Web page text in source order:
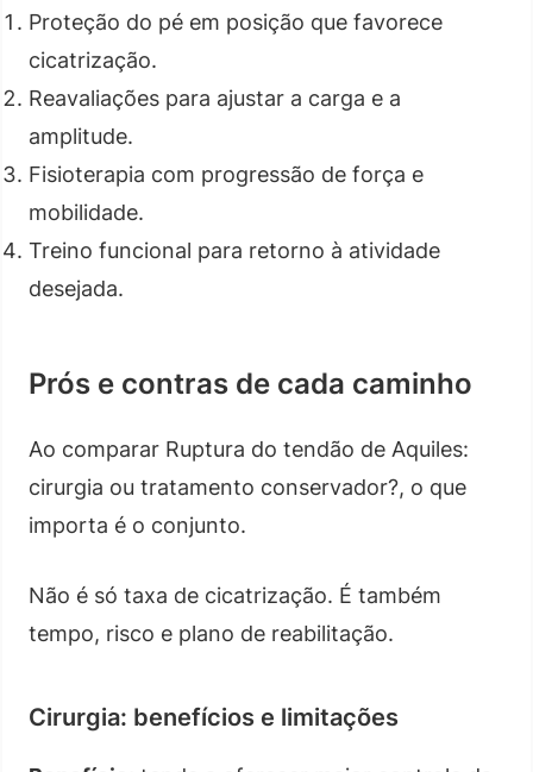
Proteção do pé em posição que favorece
cicatrização.
Reavaliações para ajustar a carga e a
amplitude.
Fisioterapia com progressão de força e
mobilidade.
Treino funcional para retorno à atividade
desejada.
Prós e contras de cada caminho
Ao comparar Ruptura do tendão de Aquiles:
cirurgia ou tratamento conservador?, o que
importa é o conjunto.
Não é só taxa de cicatrização. É também
tempo, risco e plano de reabilitação.
Cirurgia: benefícios e limitações